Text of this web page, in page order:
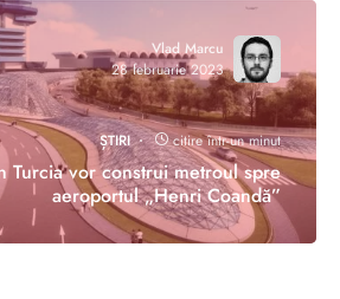
Vlad Marcu
28 februarie 2023
ȘTIRI citire într-un minut
Turcia vor construi metroul spre
aeroportul „Henri Coandă”